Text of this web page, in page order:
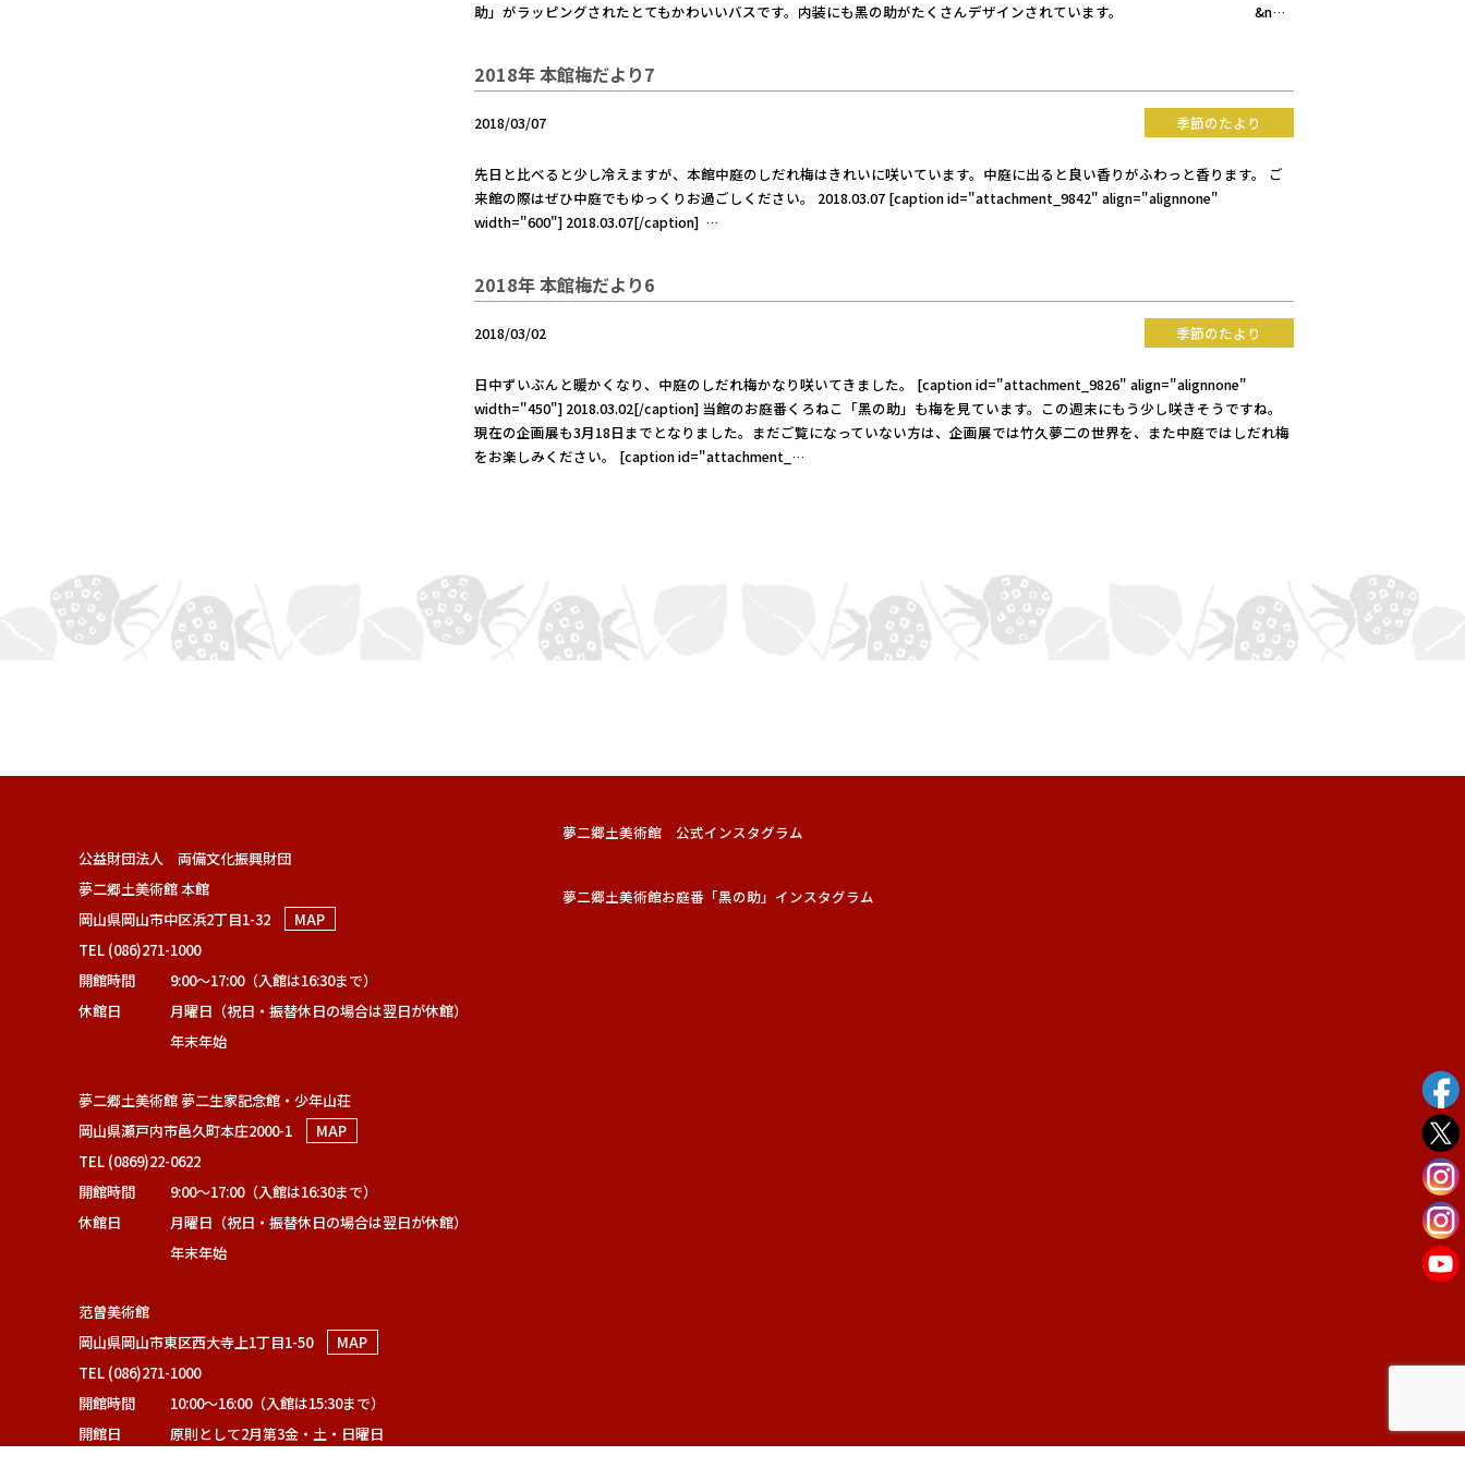
助」がラッピングされたとてもかわいいバスです。内装にも黑の助がたくさんデザインされています。 &n…
2018年 本館梅だより7
2018/03/07 季節のたより
先日と比べると少し冷えますが、本館中庭のしだれ梅はきれいに咲いています。中庭に出ると良い香りがふわっと香ります。 ご
来館の際はぜひ中庭でもゆっくりお過ごしください。 2018.03.07 [caption id="attachment_9842" align="alignnone"
width="600"] 2018.03.07[/caption] …
2018年 本館梅だより6
2018/03/02 季節のたより
日中ずいぶんと暖かくなり、中庭のしだれ梅かなり咲いてきました。 [caption id="attachment_9826" align="alignnone"
width="450"] 2018.03.02[/caption] 当館のお庭番くろねこ「黑の助」も梅を見ています。この週末にもう少し咲きそうですね。
現在の企画展も3月18日までとなりました。まだご覧になっていない方は、企画展では竹久夢二の世界を、また中庭ではしだれ梅
をお楽しみください。 [caption id="attachment_…
公益財団法人 両備文化振興財団
夢二郷土美術館 本館
岡山県岡山市中区浜2丁目1-32
MAP
TEL (086)271-1000
開館時間
9:00～17:00（入館は16:30まで）
休館日
月曜日（祝日・振替休日の場合は翌日が休館）
年末年始
夢二郷土美術館 夢二生家記念館・少年山荘
岡山県瀬戸内市邑久町本庄2000-1
MAP
TEL (0869)22-0622
開館時間
9:00～17:00（入館は16:30まで）
休館日
月曜日（祝日・振替休日の場合は翌日が休館）
年末年始
范曽美術館
岡山県岡山市東区西大寺上1丁目1-50
MAP
TEL (086)271-1000
開館時間
10:00～16:00（入館は15:30まで）
開館日
原則として2月第3金・土・日曜日
夢二郷土美術館 公式インスタグラム
夢二郷土美術館お庭番「黑の助」インスタグラム